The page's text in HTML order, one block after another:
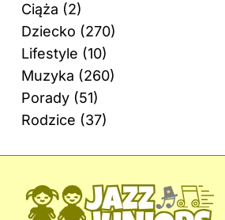
Ciąża (2)
Dziecko (270)
Lifestyle (10)
Muzyka (260)
Porady (51)
Rodzice (37)